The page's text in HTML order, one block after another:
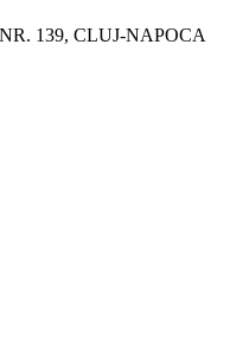
139, CLUJ-NAPOCA